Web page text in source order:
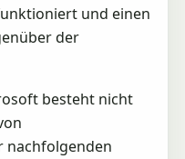
und einen
der
besteht nicht
nachfolgenden